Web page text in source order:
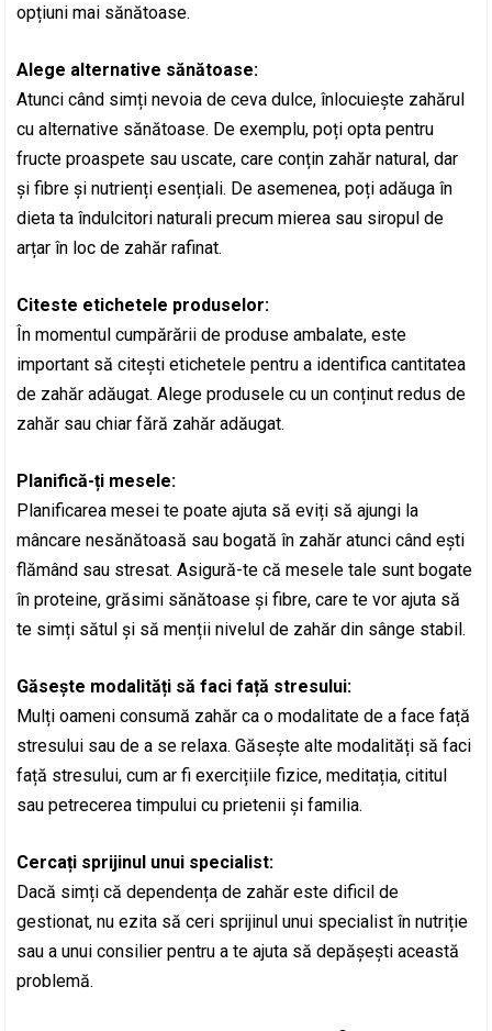
opțiuni mai sănătoase.
Alege alternative sănătoase:
Atunci când simți nevoia de ceva dulce, înlocuiește zahărul
cu alternative sănătoase. De exemplu, poți opta pentru
fructe proaspete sau uscate, care conțin zahăr natural, dar
și fibre și nutrienți esențiali. De asemenea, poți adăuga în
dieta ta îndulcitori naturali precum mierea sau siropul de
arțar în loc de zahăr rafinat.
Citeste etichetele produselor:
În momentul cumpărării de produse ambalate, este
important să citești etichetele pentru a identifica cantitatea
de zahăr adăugat. Alege produsele cu un conținut redus de
zahăr sau chiar fără zahăr adăugat.
Planifică-ți mesele:
Planificarea mesei te poate ajuta să eviți să ajungi la
mâncare nesănătoasă sau bogată în zahăr atunci când ești
flămând sau stresat. Asigură-te că mesele tale sunt bogate
în proteine, grăsimi sănătoase și fibre, care te vor ajuta să
te simți sătul și să menții nivelul de zahăr din sânge stabil.
Găsește modalități să faci față stresului:
Mulți oameni consumă zahăr ca o modalitate de a face față
stresului sau de a se relaxa. Găsește alte modalități să faci
față stresului, cum ar fi exercițiile fizice, meditația, cititul
sau petrecerea timpului cu prietenii și familia.
Cercați sprijinul unui specialist:
Dacă simți că dependența de zahăr este dificil de
gestionat, nu ezita să ceri sprijinul unui specialist în nutriție
sau a unui consilier pentru a te ajuta să depășești această
problemă.